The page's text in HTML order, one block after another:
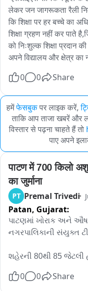
लेकर जन जागरूकता रैली
कि शिक्षा पर हर बच्चे का
शिक्षा ग्रहण नहीं कर पाते
को निःशुल्क शिक्षा प्रदान
अपने विद्यालय और क्षेत्र
0
0 Share
हमेंफेसबुकपर लाइक करें,
ताकि आप ताजा खबरें और
विस्तार से पढ़ना चाहते हैं तो
पाए अपने
पाटण में 700 किलो
का जुर्माना
PT Premal Trivedi
Patan, Gujarat:
પાટણમાં ખોરાક અને
નગરપાલિકાની સંયુક્ત
શહેરની 80થી 85 જેટલી
.
0 0 Share